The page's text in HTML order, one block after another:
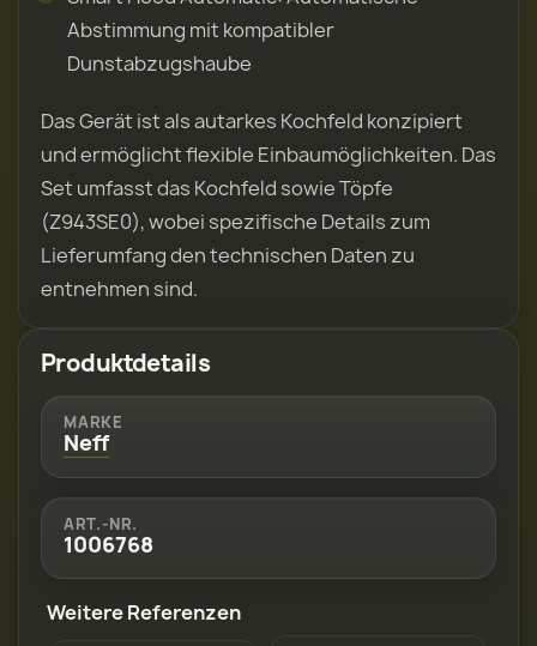
Abstimmung mit kompatibler
Dunstabzugshaube
Das Gerät ist als autarkes Kochfeld konzipiert
und ermöglicht flexible Einbaumöglichkeiten. Das
Set umfasst das Kochfeld sowie Töpfe
(Z943SE0), wobei spezifische Details zum
Lieferumfang den technischen Daten zu
entnehmen sind.
Produktdetails
MARKE
Neff
ART.-NR.
1006768
Weitere Referenzen